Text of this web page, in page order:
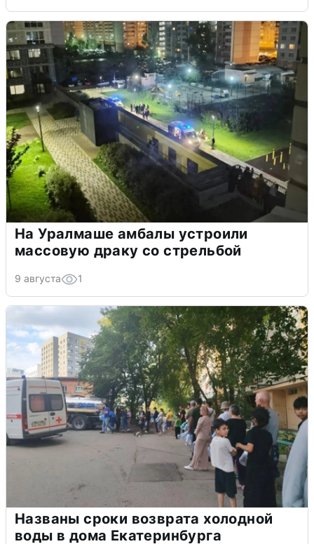
На Уралмаше амбалы устроили
массовую драку со стрельбой
9 августа 1
Названы сроки возврата холодной
воды в дома Екатеринбурга